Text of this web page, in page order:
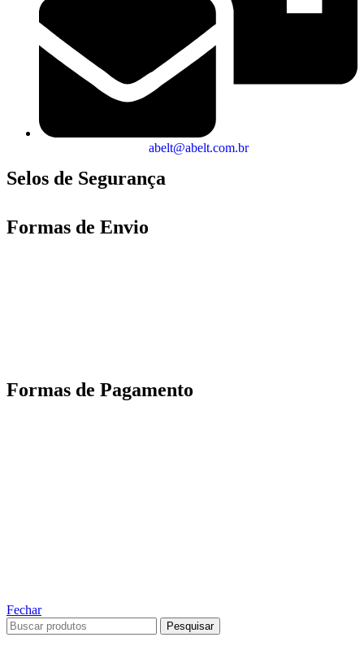
abelt@abelt.com.br
Selos de Segurança
Formas de Envio
Formas de Pagamento
Fechar
Pesquisar